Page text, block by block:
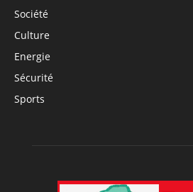
Société
Culture
Energie
Sécurité
Sports